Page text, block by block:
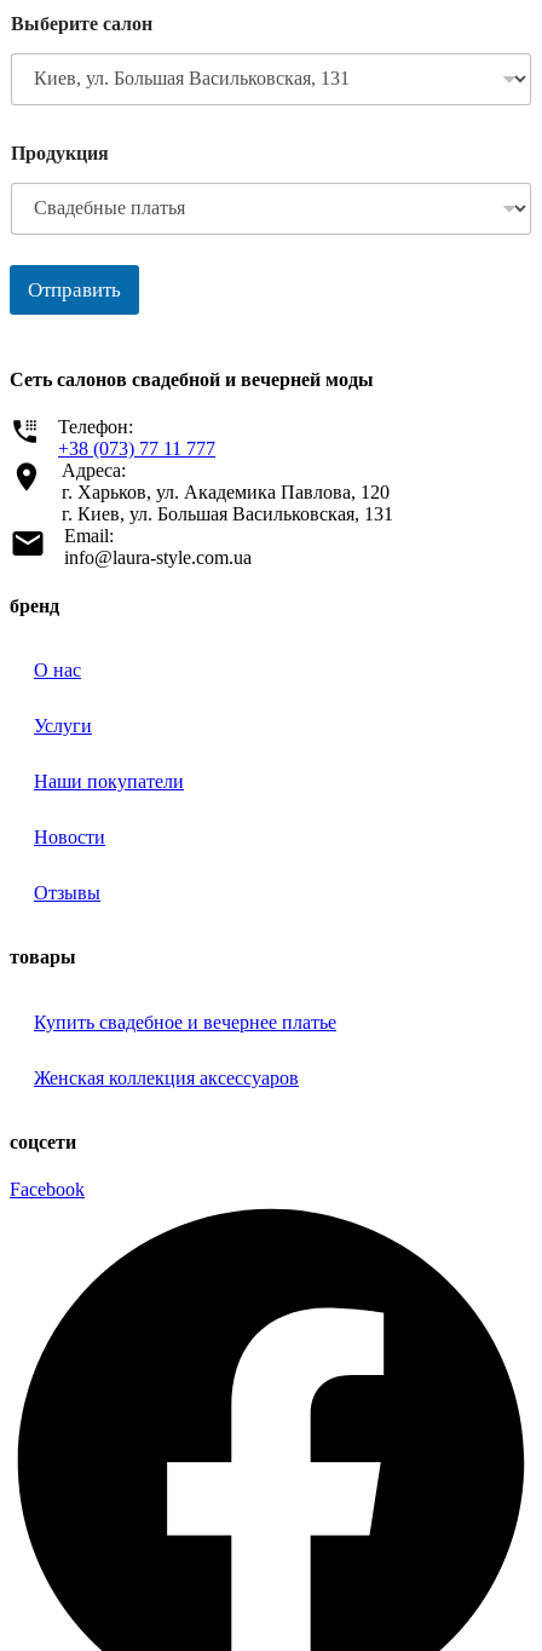
Выберите салон
Продукция
Отправить
Сеть салонов свадебной и вечерней моды
Телефон:
+38 (073) 77 11 777
Адреса:
г. Харьков, ул. Академика Павлова, 120
г. Киев, ул. Большая Васильковская, 131
Email:
info@laura-style.com.ua
бренд
О нас
Услуги
Наши покупатели
Новости
Отзывы
товары
Купить свадебное и вечернее платье
Женская коллекция аксессуаров
соцсети
Facebook